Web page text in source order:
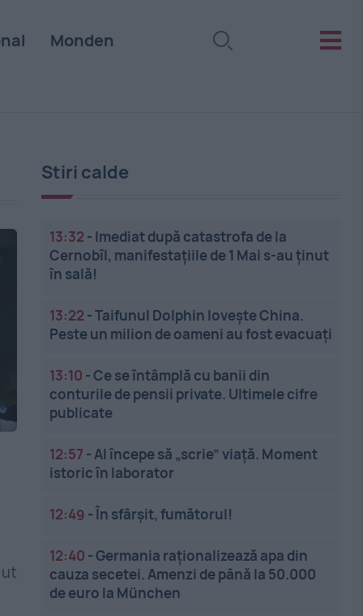
Monden
Stiri calde
13:32 - Imediat după catastrofa de la
Cernobîl, manifestațiile de 1 Mai s-au ținut
în sală!
13:22 -Taifunul Dolphin lovește China.
Peste un milion de oameni au fost evacuați
13:10 -Ce se întâmplă cu banii din
conturile de pensii private. Ultimele cifre
publicate
12:57 -AI începe să „scrie” viață. Moment
istoric în laborator
12:49 -În sfârșit, fumătorul!
12:40 -Germania raționalizează apa din
cauza secetei. Amenzi de până la 50.000
de euro la München